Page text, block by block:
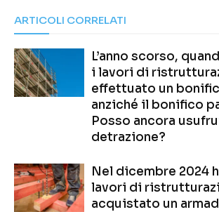
ARTICOLI CORRELATI
L’anno scorso,
i lavori di
effettuato un
anziché il bonifico
Posso ancora
detrazione?
Nel dicembre 2024
lavori di
acquistato un